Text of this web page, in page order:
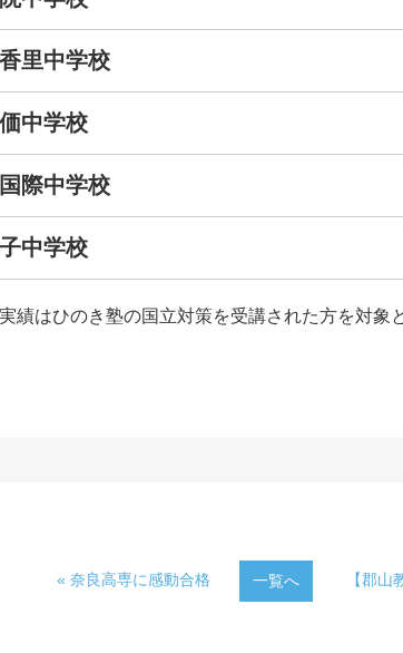
里中学校
中学校
際中学校
中学校
績はひのき塾の国立対策を受講された方を対象
« 奈良高専に感動合格 一覧へ 【郡